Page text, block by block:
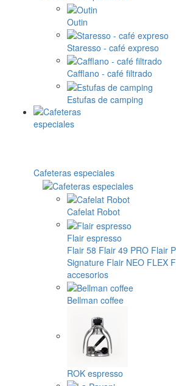
Outin
Staresso - café expreso
Cafflano - café filtrado
Estufas de camping
Cafeteras especiales
Cafelat Robot
Flair espresso
Flair 58 Flair 49 PRO Flair
Signature Flair NEO FLEX
accesorios
Bellman coffee
ROK espresso